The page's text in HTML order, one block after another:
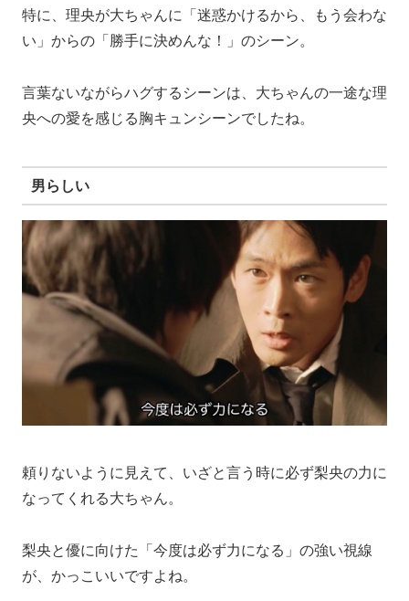
特に、理央が大ちゃんに「迷惑かけるから、もう会わな
い」からの「勝手に決めんな！」のシーン。
言葉ないながらハグするシーンは、大ちゃんの一途な理
央への愛を感じる胸キュンシーンでしたね。
男らしい
頼りないように見えて、いざと言う時に必ず梨央の力に
なってくれる大ちゃん。
梨央と優に向けた「今度は必ず力になる」の強い視線
が、かっこいいですよね。